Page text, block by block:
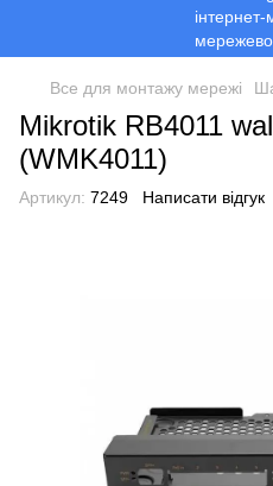
Все для монтажу мережі
Mikrotik RB4011
(WMK4011)
Артикул: 7249 Написати відгук